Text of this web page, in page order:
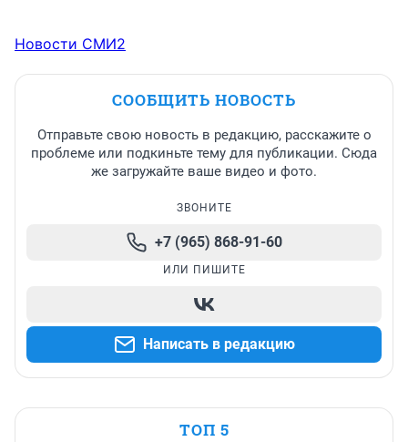
Новости СМИ2
СООБЩИТЬ НОВОСТЬ
Отправьте свою новость в редакцию, расскажите о
проблеме или подкиньте тему для публикации. Сюда
же загружайте ваше видео и фото.
ЗВОНИТЕ
+7 (965) 868-91-60
ИЛИ ПИШИТЕ
Написать в редакцию
ТОП 5